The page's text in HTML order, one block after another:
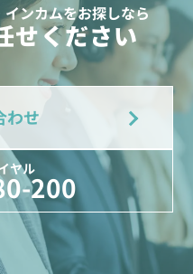
ンカムをお探しなら
せください
わせ
ヤル
200